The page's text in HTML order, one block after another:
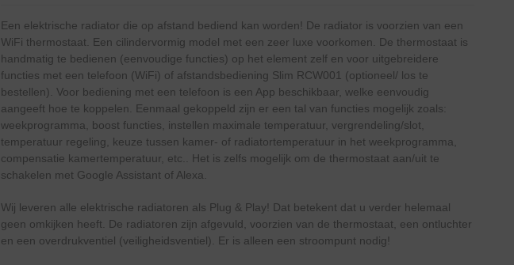
Een elektrische radiator die op afstand bediend kan worden! De radiator is voorzien van een
WiFi thermostaat. Een cilindervormig model met een zeer luxe voorkomen. De thermostaat is
handmatig te bedienen (eenvoudige functies) op het element zelf en voor uitgebreidere
functies met een telefoon (WiFi) of afstandsbediening Slim RCW001 (optioneel/ los te
bestellen). Voor bediening met een telefoon is een App beschikbaar, welke eenvoudig
aangeeft hoe te koppelen. Eenmaal gekoppeld zijn er een tal van functies mogelijk zoals:
weekprogramma, boost functies, instellen maximale temperatuur, vergrendeling/slot,
temperatuur regeling, keuze tussen kamer- of radiatortemperatuur in het weekprogramma,
compensatie kamertemperatuur, etc.. Het is zelfs mogelijk om de thermostaat aan/uit te
schakelen met Google Assistant of Alexa.
Wij leveren alle elektrische radiatoren als Plug & Play! Dat betekent dat u verder helemaal
geen omkijken heeft. De radiatoren zijn afgevuld, voorzien van de thermostaat, een ontluchter
en een overdrukventiel (veiligheidsventiel). Er is alleen een stroompunt nodig!